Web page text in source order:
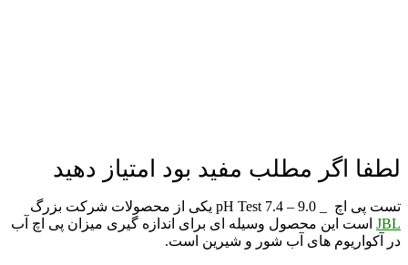
لطفا اگر مطلب مفید بود امتیاز دهید
تست پی اچ _ pH Test 7.4 – 9.0 یکی از محصولات شرکت بزرگ
JBL است این محصول وسیله ای برای اندازه گیری میزان پی اچ آب
در آکواریوم های آب شور و شیرین است.